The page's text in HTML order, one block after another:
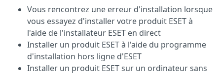
Vous rencontrez une erreur d'installation lorsque
vous essayez d'installer votre produit ESET à
l'aide de l'installateur ESET en direct
Installer un produit ESET à l'aide du programme
d'installation hors ligne d'ESET
Installer un produit ESET sur un ordinateur sans